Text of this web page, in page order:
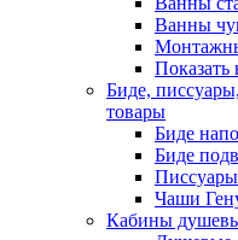
Ванны
Показать
Биде,
товары
Биде
Биде
Писсуары
Чаши
Кабины